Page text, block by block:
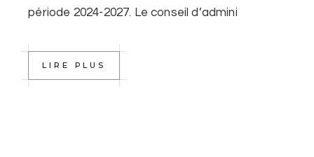
période 2024-2027. Le conseil d’admini
LIRE PLUS